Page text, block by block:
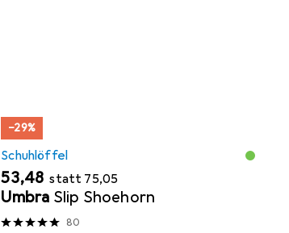
−29%
Schuhlöffel
EUR
53,48 statt EUR
75,05
Umbra Slip Shoehorn
80